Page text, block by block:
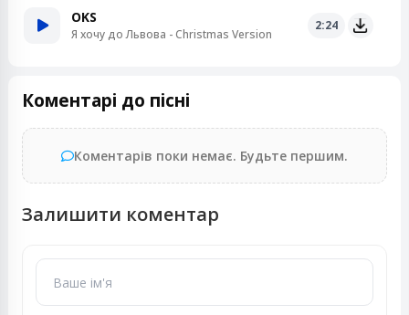
OKS
Я хочу до Львова - Christmas Version
2:24
Коментарі до пісні
Коментарів поки немає. Будьте першим.
Залишити коментар